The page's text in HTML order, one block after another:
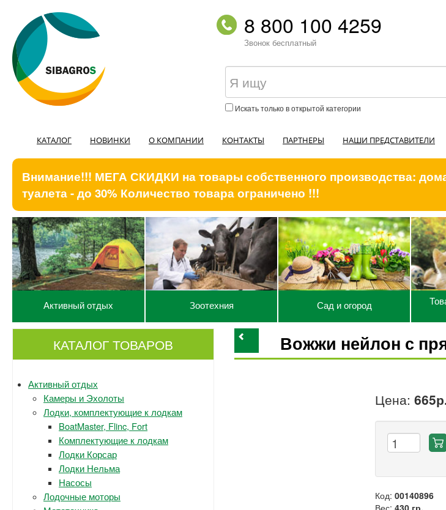
8 800 100 4259
Звонок бесплатный
Искать только в открытой категории
КАТАЛОГ НОВИНКИ О КОМПАНИИ КОНТАКТЫ ПАРТНЕРЫ НАШИ ПРЕДСТАВИТЕЛИ
Внимание!!! МЕГА СКИДКИ на товары собственного производства:
туалета - до 30% Количество товара ограничено !!!
Активный отдых Зоотехния Сад и огород
КАТАЛОГ ТОВАРОВ
Активный отдых
Камеры и Эхолоты
Лодки, комплектующие к лодкам
BoatMaster, Flinc, Fort
Комплектующие к лодкам
Лодки Корсар
Лодки Нельма
Насосы
Лодочные моторы
Вожжи нейлон с
Цена:
Код:00140896
Вес:430 гр.